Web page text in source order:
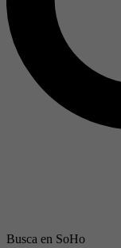
Busca en SoHo